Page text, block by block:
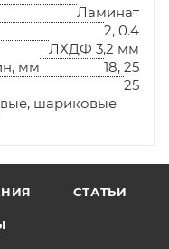
Ламинат
2, 0.4
ЛХДФ 3,2 мм
мм
18, 25
25
шариковые
СТАТЬИ